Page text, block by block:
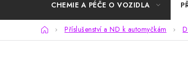
CHEMIE A PÉČE O VOZIDLA
DomůPříslušenství a ND k automyčkám